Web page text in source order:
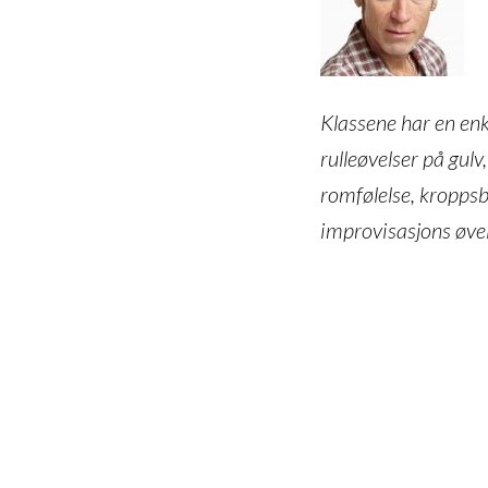
Klassene har en
rulleøvelser på
romfølelse,
improvisasjons